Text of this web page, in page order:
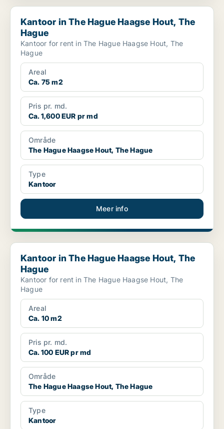
Kantoor in The Hague Haagse Hout, The Hague
Kantoor in The Hague Haagse Hout, The
Hague
Kantoor for rent in The Hague Haagse Hout, The
Hague
Areal
Ca. 75 m2
Pris pr. md.
Ca. 1,600 EUR pr md
Område
The Hague Haagse Hout, The Hague
Type
Kantoor
Meer info
Kantoor in The Hague Haagse Hout, The Hague
Kantoor in The Hague Haagse Hout, The
Hague
Kantoor for rent in The Hague Haagse Hout, The
Hague
Areal
Ca. 10 m2
Pris pr. md.
Ca. 100 EUR pr md
Område
The Hague Haagse Hout, The Hague
Type
Kantoor